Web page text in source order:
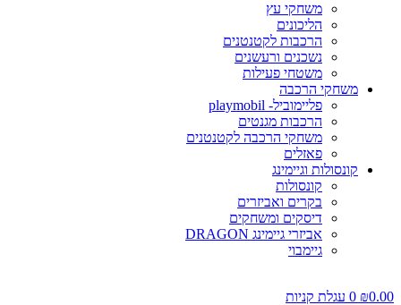
משחקי עץ
הליכונים
הרכבות לקטנטנים
נשכנים ורעשנים
משטחי פעילות
משחקי הרכבה
פליימוביל- playmobil
הרכבות מגנטים
משחקי הרכבה לקטנטנים
פאזלים
קונסולות וגיימינג
קונסולות
בקרים ואביזרים
דיסקים ומשחקים
אביזרי גיימינג DRAGON
גיימבוי
₪
0 עגלת קניות